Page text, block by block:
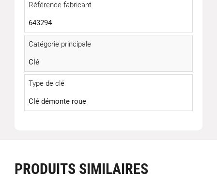
Référence fabricant
643294
Catégorie principale
Clé
Type de clé
Clé démonte roue
PRODUITS SIMILAIRES